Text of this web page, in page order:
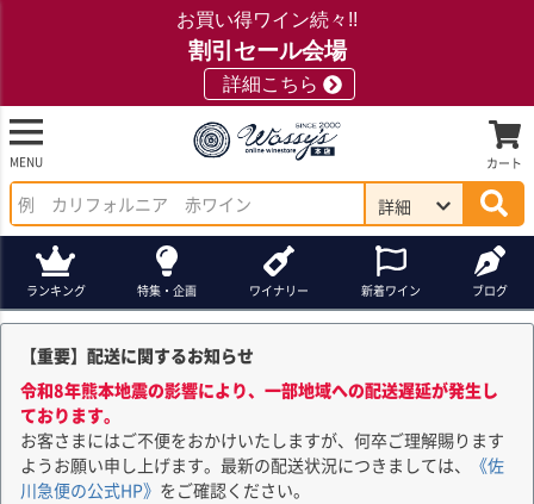
お買い得ワイン続々!!
割引セール会場
詳細こちら
MENU カート
詳細
ランキング 特集・企画 ワイナリー 新着ワイン ブログ
【重要】配送に関するお知らせ
令和8年熊本地震の影響により、一部地域への配送遅延が発生し
ております。
お客さまにはご不便をおかけいたしますが、何卒ご理解賜ります
ようお願い申し上げます。最新の配送状況につきましては、
《佐
川急便の公式HP》 をご確認ください。